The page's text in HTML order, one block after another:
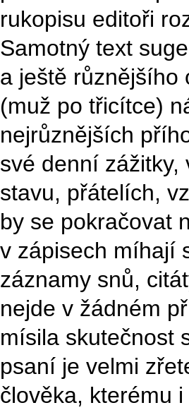
rukopisu editoři
Samotný text
a ještě různějšího
(muž po třicítce)
nejrůznějších
své denní
stavu, přátelích,
by se pokračovat
v zápisech míhají
záznamy snů,
nejde v žádném
mísila skutečnost
psaní je velmi
člověka, kterému